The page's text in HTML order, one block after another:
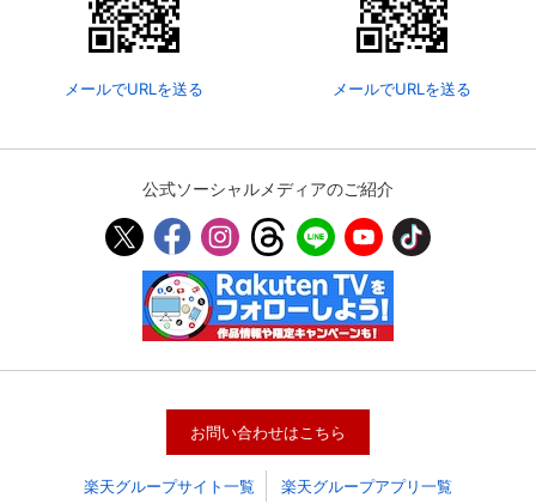
会員情報
決済方法変更 決済方法の変更が可能です。
メールでURLを送る メールでURLを送る
公式ソーシャルメディアのご紹介
お問い合わせはこちら
楽天グループサイト一覧 楽天グループアプリ一覧